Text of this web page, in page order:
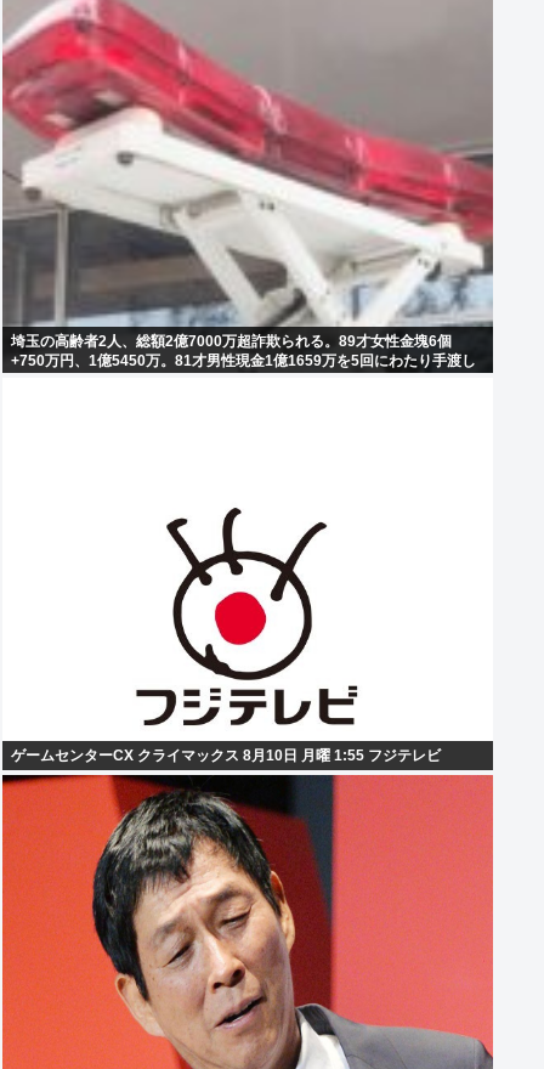
埼玉の高齢者2人、総額2億7000万超詐欺られる。89才女性金塊6個
+750万円、1億5450万。81才男性現金1億1659万を5回にわたり手渡し
ゲームセンターCX クライマックス 8月10日 月曜 1:55 フジテレビ